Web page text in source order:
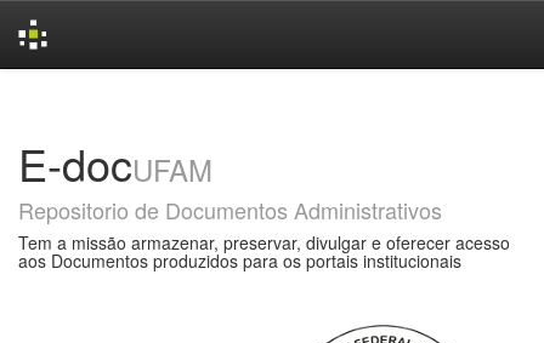
E-docUFAM
Repositorio de Documentos Administrativos
Tem a missão armazenar, preservar, divulgar e oferecer acesso
aos Documentos produzidos para os portais institucionais